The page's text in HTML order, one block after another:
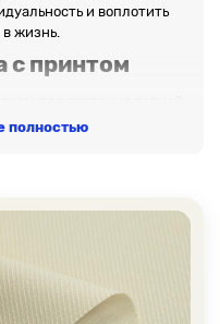
и воплотить
жизнь.
с принтом
Из него получаются
в нашем
шифон принт различных
найти материал
полностью